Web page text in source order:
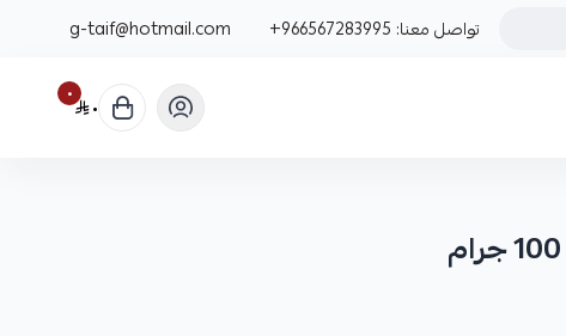
تواصل معنا: +966567283995
g-taif@hotmail.com
٠ ٠